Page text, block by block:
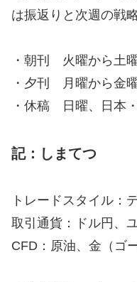
は振返りと次週の戦
・朝刊 火曜から土
・夕刊 月曜から
・休稿 日曜、日本
記：しまてつ
トレードスタイル：
取引通貨：ドル円、
CFD：原油、金（ゴ